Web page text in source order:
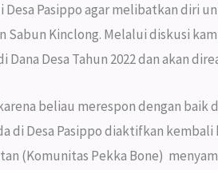
Pasippo agar melibatkan diri
Kinclong. Melalui diskusi
Desa Tahun 2022 dan akan
beliau merespon dengan baik
di Desa Pasippo diaktifkan
(Komunitas Pekka Bone)